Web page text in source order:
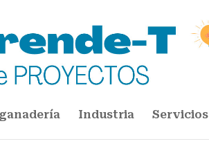
Industria Servicios
a niños con problemas